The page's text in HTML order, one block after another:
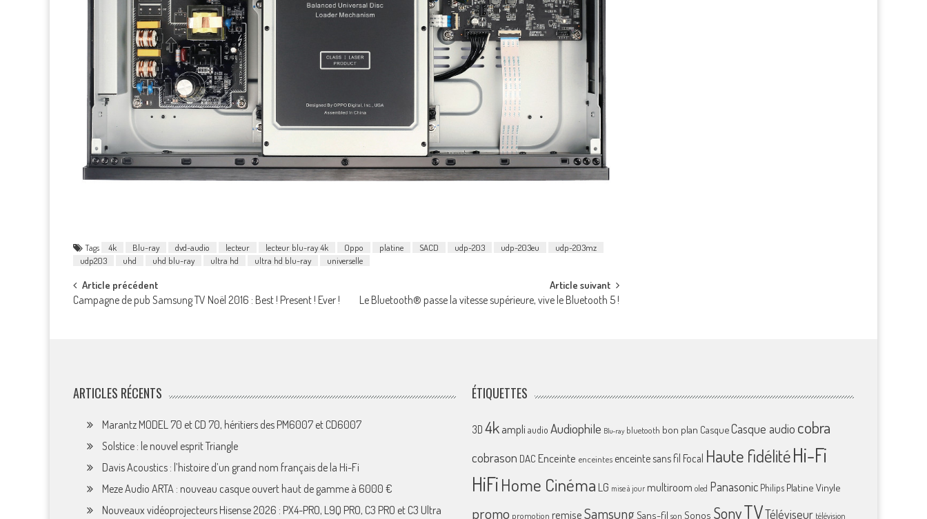
Tags 4k Blu-ray dvd-audio lecteur lecteur blu-ray 4k Oppo platine SACD udp-203 udp-203eu
udp-203mz
udp203
uhd uhd blu-ray ultra hd ultra hd blu-ray universelle
Post
Article précédent
Campagne de pub Samsung TV Noël 2016 : Best ! Present ! Ever !
Article suivant
Le Bluetooth® passe la vitesse supérieure, vive le Bluetooth 5 !
ARTICLES RÉCENTS
Marantz MODEL 70 et CD 70, héritiers des PM6007 et CD6007
Solstice : le nouvel esprit Triangle
Davis Acoustics : l’histoire d’un grand nom français de la Hi-Fi
Meze Audio ARTA : nouveau casque ouvert haut de gamme à 6000 €
Nouveaux vidéoprojecteurs Hisense 2026 : PX4-PRO, L9Q PRO, C3 PRO et C3 Ultra
ÉTIQUETTES
3D 4k ampliaudio Audiophile Blu-ray bluetooth bon plan CasqueCasque audio cobra
cobrason DAC Enceinte enceintes enceinte sans fil Focal Haute fidélitéHi-Fi
HiFiHome Cinéma LG mise à jour multiroom oled Panasonic Philips Platine Vinyle
promo promotion remiseSamsungSans-fil son Sonos SonyTVTéléviseur télévision